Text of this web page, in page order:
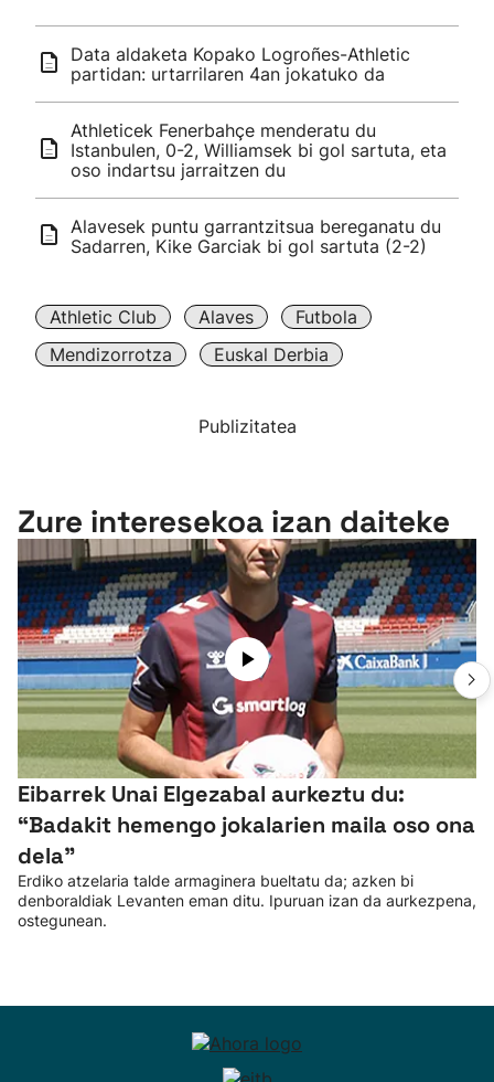
Data aldaketa Kopako Logroñes-Athletic
partidan: urtarrilaren 4an jokatuko da
Athleticek Fenerbahçe menderatu du
Istanbulen, 0-2, Williamsek bi gol sartuta, eta
oso indartsu jarraitzen du
Alavesek puntu garrantzitsua bereganatu du
Sadarren, Kike Garciak bi gol sartuta (2-2)
Athletic Club Alaves
Futbola
Mendizorrotza
Euskal Derbia
Publizitatea
Zure interesekoa izan daiteke
Eibarrek Unai Elgezabal aurkeztu du:
“Badakit hemengo jokalarien maila oso ona
dela”
Erdiko atzelaria talde armaginera bueltatu da; azken bi
denboraldiak Levanten eman ditu. Ipuruan izan da aurkezpena,
ostegunean.